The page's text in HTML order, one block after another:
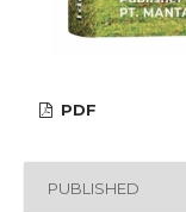
PDF
PUBLISHED